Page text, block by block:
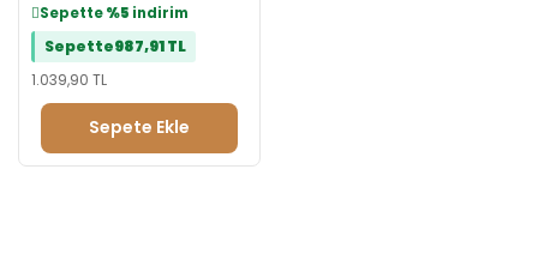
Yazılı
Sepette%5 indirim
Sepette987,91 TL
1.039,90 TL
Sepete Ekle